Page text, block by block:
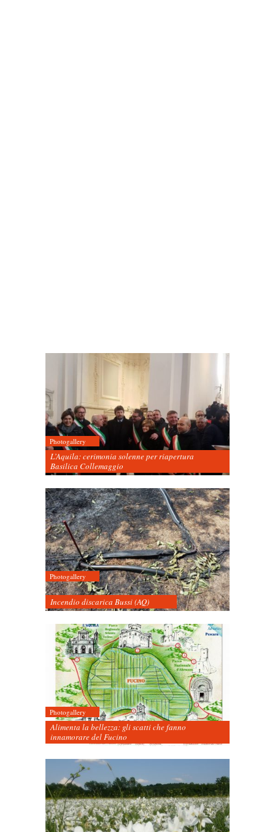
Photogallery
L’Aquila: cerimonia solenne per riapertura
Basilica Collemaggio
Photogallery
Incendio discarica Bussi (AQ)
Photogallery
Alimenta la bellezza: gli scatti che fanno
innamorare del Fucino